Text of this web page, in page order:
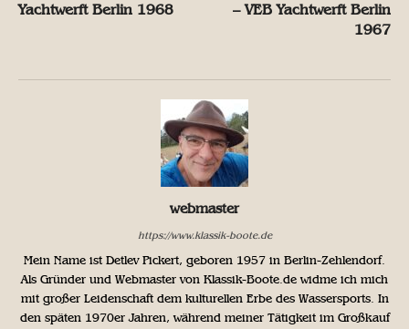
Yachtwerft Berlin 1968
– VEB Yachtwerft Berlin
1967
webmaster
https://www.klassik-boote.de
Mein Name ist Detlev Pickert, geboren 1957 in Berlin-Zehlendorf.
Als Gründer und Webmaster von Klassik-Boote.de widme ich mich
mit großer Leidenschaft dem kulturellen Erbe des Wassersports. In
den späten 1970er Jahren, während meiner Tätigkeit im Großkauf